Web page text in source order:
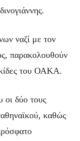
ναζί με τον
παρακολουθούν
του ΟΑΚΑ.
οι δύο τους
καθώς